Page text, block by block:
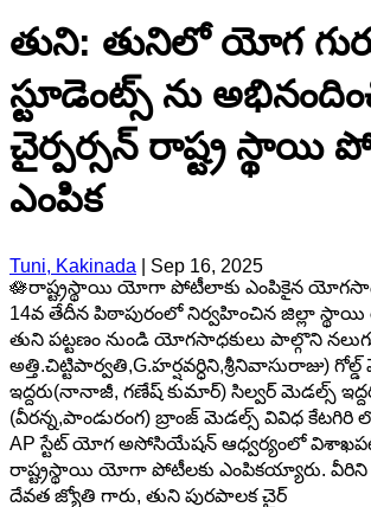
తుని: తునిలో యోగ
స్టూడెంట్స్ ను
చైర్పర్సన్ రాష్ట్ర స్థాయి
ఎంపిక
Tuni, Kakinada
Sep 16, 2025
🪷రాష్ట్రస్థాయి యోగా పోటీలాకు ఎంపికైన
14వ తేదీన పిఠాపురంలో నిర్వహించిన జిల్లా
తుని పట్టణం నుండి యోగసాధకులు పాల్గొని
అత్తి.చిట్టిపార్వతి,G.హర్షవర్ధిని,శ్రీనివాసురాజు)
ఇద్దరు(నానాజీ, గణేష్ కుమార్) సిల్వర్ మెడల్స్
(వీరన్న,పాండురంగ) బ్రాంజ్ మెడల్స్ వివిధ
AP స్టేట్ యోగ అసోసియేషన్ ఆధ్వర్యంలో
రాష్ట్రస్థాయి యోగా పోటీలకు ఎంపికయ్యారు. వీరిని
దేవత జ్యోతి గారు, తుని పురపాలక చైర్